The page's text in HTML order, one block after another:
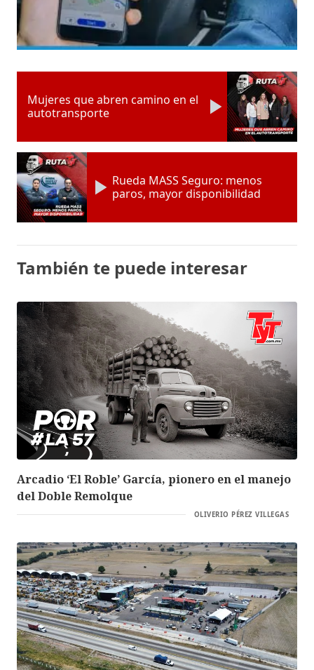
Mujeres que abren camino en el
autotransporte
Rueda MASS Seguro: menos
paros, mayor disponibilidad
También te puede interesar
Arcadio ‘El Roble’ García, pionero en el manejo
del Doble Remolque
OLIVERIO PÉREZ VILLEGAS